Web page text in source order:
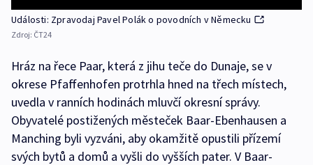
Události: Zpravodaj Pavel Polák o povodních v Německu
Zdroj: ČT24
Hráz na řece Paar, která z jihu teče do Dunaje, se v
okrese Pfaffenhofen protrhla hned na třech místech,
uvedla v ranních hodinách mluvčí okresní správy.
Obyvatelé postižených městeček Baar-Ebenhausen a
Manching byli vyzváni, aby okamžitě opustili přízemí
svých bytů a domů a vyšli do vyšších pater. V Baar-